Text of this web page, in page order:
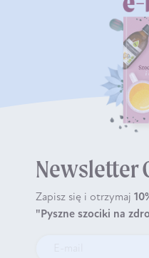
Newsletter
Zapisz się i otrzymaj
"Pyszne szociki na